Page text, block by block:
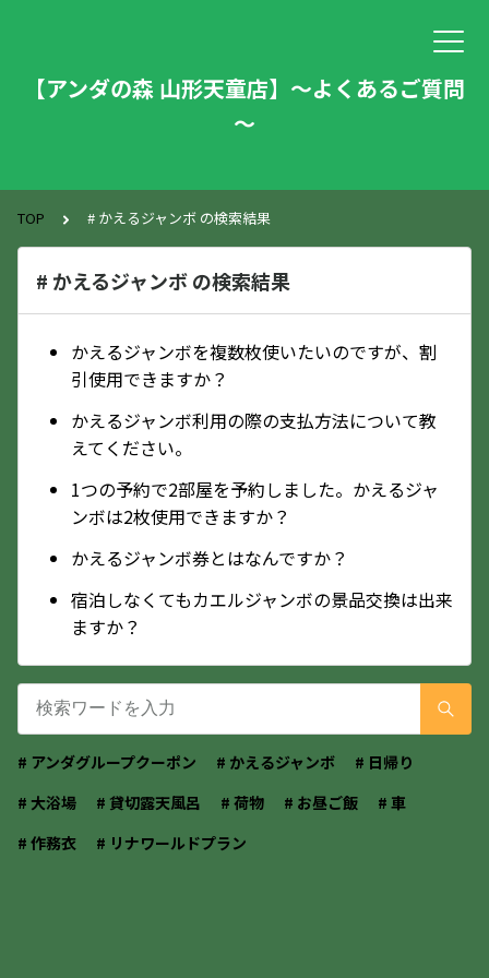
【アンダの森 山形天童店】～よくあるご質問
～
TOP # かえるジャンボ の検索結果
# かえるジャンボ の検索結果
かえるジャンボを複数枚使いたいのですが、割
引使用できますか？
かえるジャンボ利用の際の支払方法について教
えてください。
1つの予約で2部屋を予約しました。かえるジャ
ンボは2枚使用できますか？
かえるジャンボ券とはなんですか？
宿泊しなくてもカエルジャンボの景品交換は出来
ますか？
# アンダグループクーポン # かえるジャンボ
# 日帰り
# 大浴場
# 貸切露天風呂 # 荷物 # お昼ご飯
# 車
# 作務衣
# リナワールドプラン